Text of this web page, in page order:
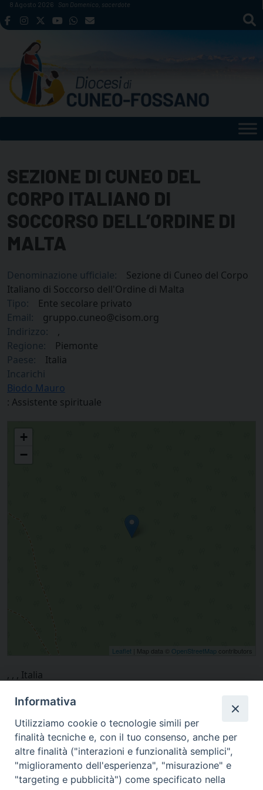
Skip
to
8 Agosto 2026 San Domenico, sacerdote
SEZIONE DI CUNEO DEL
CORPO ITALIANO DI
SOCCORSO DELL’ORDINE DI
MALTA
Denominazione ufficiale:
Sezione di Cuneo del Corpo
Italiano di Soccorso dell'Ordine di Malta
Tipo:
Ente secolare privato
Email:
gruppo.cuneo@cisom.org
Indirizzo:
,
Regione:
Piemonte
Paese:
Italia
Incarichi
Biodo Mauro
: Assistente spirituale
+
−
Leaflet | Map data © OpenStreetMap contributors
, , , Italia
Informativa
Utilizziamo cookie o tecnologie simili per
finalità tecniche e, con il tuo consenso, anche per
altre finalità ("interazioni e funzionalità semplici",
"miglioramento dell'esperienza", "misurazione" e
"targeting e pubblicità") come specificato nella